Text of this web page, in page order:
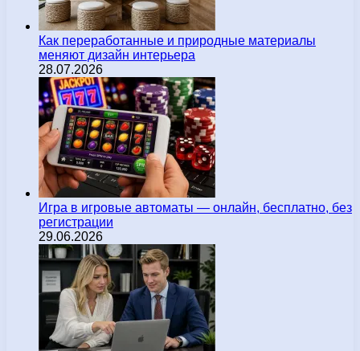
Как переработанные и природные материалы
меняют дизайн интерьера
28.07.2026
Игра в игровые автоматы — онлайн, бесплатно, без
регистрации
29.06.2026